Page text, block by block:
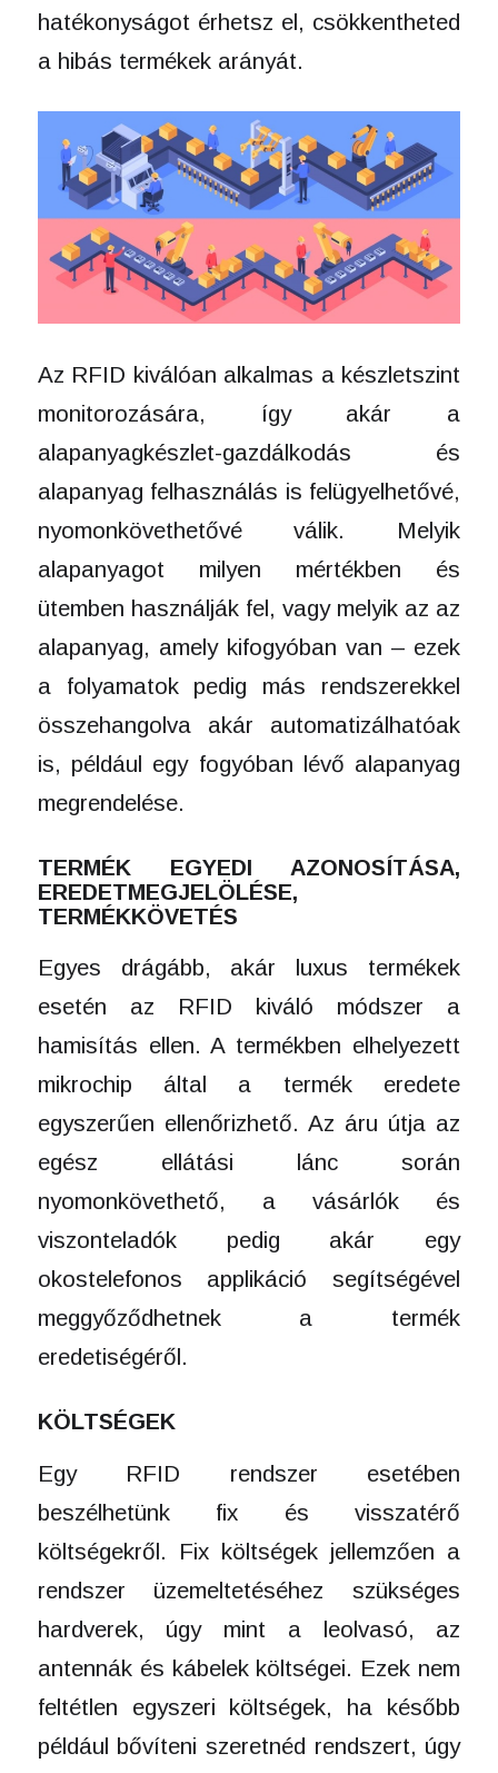
hatékonyságot érhetsz el, csökkentheted
a hibás termékek arányát.
Az RFID kiválóan alkalmas a készletszint
monitorozására, így akár a
alapanyagkészlet-gazdálkodás és
alapanyag felhasználás is felügyelhetővé,
nyomonkövethetővé válik. Melyik
alapanyagot milyen mértékben és
ütemben használják fel, vagy melyik az az
alapanyag, amely kifogyóban van – ezek
a folyamatok pedig más rendszerekkel
összehangolva akár automatizálhatóak
is, például egy fogyóban lévő alapanyag
megrendelése.
TERMÉK EGYEDI AZONOSÍTÁSA,
EREDETMEGJELÖLÉSE,
TERMÉKKÖVETÉS
Egyes drágább, akár luxus termékek
esetén az RFID kiváló módszer a
hamisítás ellen. A termékben elhelyezett
mikrochip által a termék eredete
egyszerűen ellenőrizhető. Az áru útja az
egész ellátási lánc során
nyomonkövethető, a vásárlók és
viszonteladók pedig akár egy
okostelefonos applikáció segítségével
meggyőződhetnek a termék
eredetiségéről.
KÖLTSÉGEK
Egy RFID rendszer esetében
beszélhetünk fix és visszatérő
költségekről. Fix költségek jellemzően a
rendszer üzemeltetéséhez szükséges
hardverek, úgy mint a leolvasó, az
antennák és kábelek költségei. Ezek nem
feltétlen egyszeri költségek, ha később
például bővíteni szeretnéd rendszert, úgy